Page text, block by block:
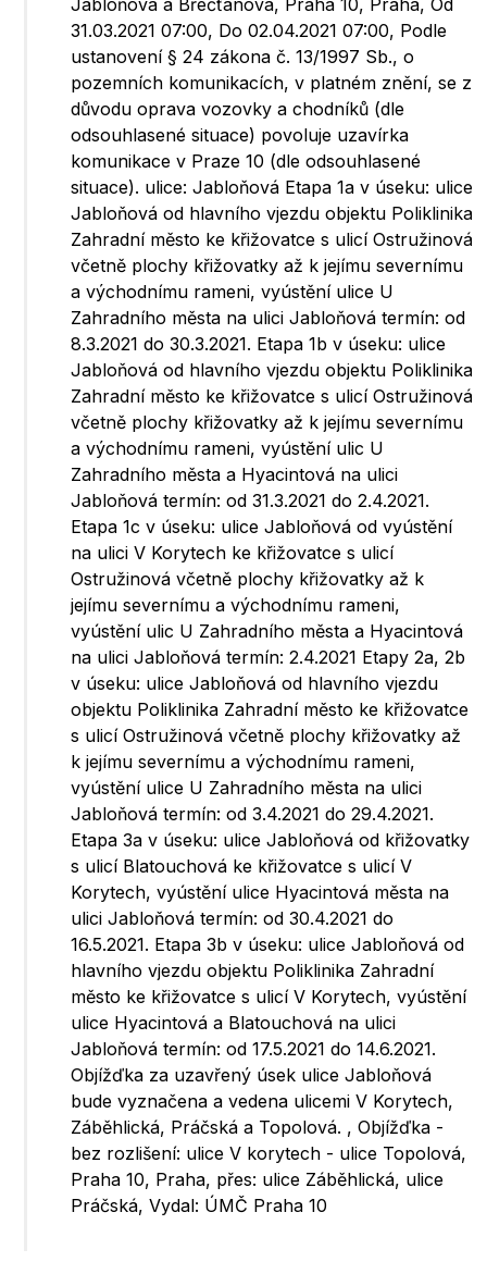
Jabloňová a Břečťanová, Praha 10, Praha, Od
31.03.2021 07:00, Do 02.04.2021 07:00, Podle
ustanovení § 24 zákona č. 13/1997 Sb., o
pozemních komunikacích, v platném znění, se z
důvodu oprava vozovky a chodníků (dle
odsouhlasené situace) povoluje uzavírka
komunikace v Praze 10 (dle odsouhlasené
situace). ulice: Jabloňová Etapa 1a v úseku: ulice
Jabloňová od hlavního vjezdu objektu Poliklinika
Zahradní město ke křižovatce s ulicí Ostružinová
včetně plochy křižovatky až k jejímu severnímu
a východnímu rameni, vyústění ulice U
Zahradního města na ulici Jabloňová termín: od
8.3.2021 do 30.3.2021. Etapa 1b v úseku: ulice
Jabloňová od hlavního vjezdu objektu Poliklinika
Zahradní město ke křižovatce s ulicí Ostružinová
včetně plochy křižovatky až k jejímu severnímu
a východnímu rameni, vyústění ulic U
Zahradního města a Hyacintová na ulici
Jabloňová termín: od 31.3.2021 do 2.4.2021.
Etapa 1c v úseku: ulice Jabloňová od vyústění
na ulici V Korytech ke křižovatce s ulicí
Ostružinová včetně plochy křižovatky až k
jejímu severnímu a východnímu rameni,
vyústění ulic U Zahradního města a Hyacintová
na ulici Jabloňová termín: 2.4.2021 Etapy 2a, 2b
v úseku: ulice Jabloňová od hlavního vjezdu
objektu Poliklinika Zahradní město ke křižovatce
s ulicí Ostružinová včetně plochy křižovatky až
k jejímu severnímu a východnímu rameni,
vyústění ulice U Zahradního města na ulici
Jabloňová termín: od 3.4.2021 do 29.4.2021.
Etapa 3a v úseku: ulice Jabloňová od křižovatky
s ulicí Blatouchová ke křižovatce s ulicí V
Korytech, vyústění ulice Hyacintová města na
ulici Jabloňová termín: od 30.4.2021 do
16.5.2021. Etapa 3b v úseku: ulice Jabloňová od
hlavního vjezdu objektu Poliklinika Zahradní
město ke křižovatce s ulicí V Korytech, vyústění
ulice Hyacintová a Blatouchová na ulici
Jabloňová termín: od 17.5.2021 do 14.6.2021.
Objížďka za uzavřený úsek ulice Jabloňová
bude vyznačena a vedena ulicemi V Korytech,
Záběhlická, Práčská a Topolová. , Objížďka -
bez rozlišení: ulice V korytech - ulice Topolová,
Praha 10, Praha, přes: ulice Záběhlická, ulice
Práčská, Vydal: ÚMČ Praha 10